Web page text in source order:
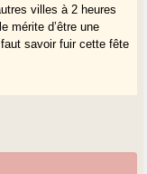
villes à 2 heures
mérite d’être une
savoir fuir cette fête